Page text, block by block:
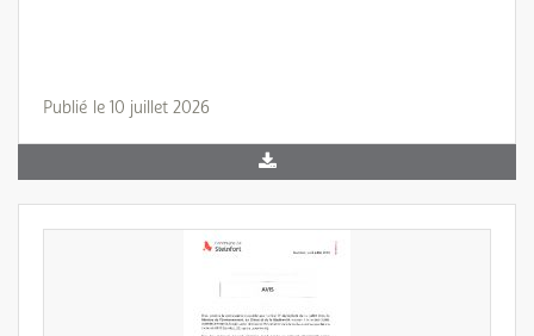
Publié le 10 juillet 2026